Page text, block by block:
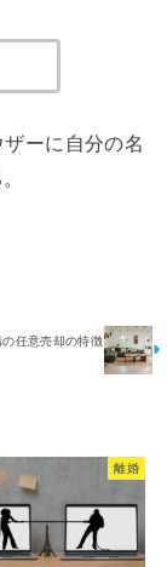
ーに自分の名
任意売却の特徴
離婚